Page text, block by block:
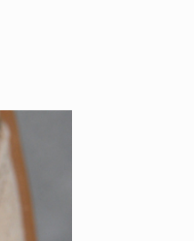
/ 永原依弦